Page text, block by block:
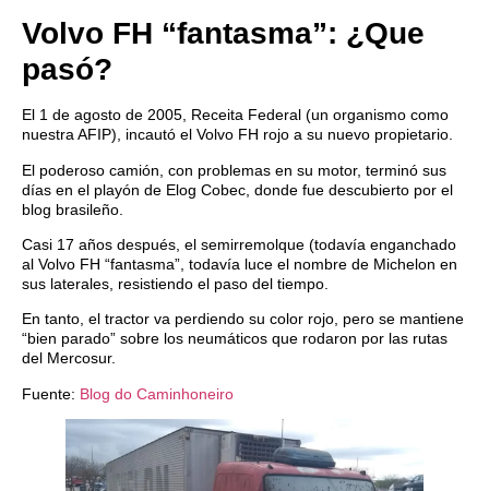
Volvo FH “fantasma”: ¿Que
pasó?
El 1 de agosto de 2005, Receita Federal (un organismo como
nuestra AFIP), incautó el Volvo FH rojo a su nuevo propietario.
El poderoso camión, con problemas en su motor, terminó sus
días en el playón de Elog Cobec, donde fue descubierto por el
blog brasileño.
Casi 17 años después, el semirremolque (todavía enganchado
al Volvo FH “fantasma”, todavía luce el nombre de Michelon en
sus laterales, resistiendo el paso del tiempo.
En tanto, el tractor va perdiendo su color rojo, pero se mantiene
“bien parado” sobre los neumáticos que rodaron por las rutas
del Mercosur.
Fuente: Blog do Caminhoneiro